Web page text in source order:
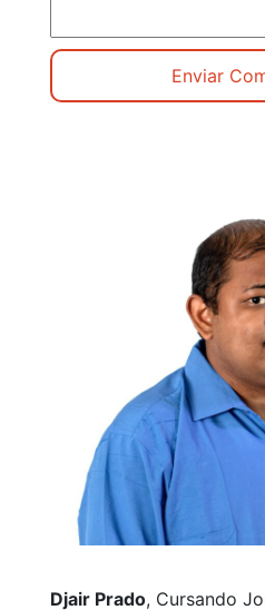
Djair Prado, Cursando